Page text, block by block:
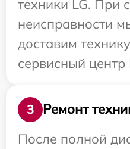
техники LG. При
неисправности
доставим
сервисный центр
3
Ремонт
После полной